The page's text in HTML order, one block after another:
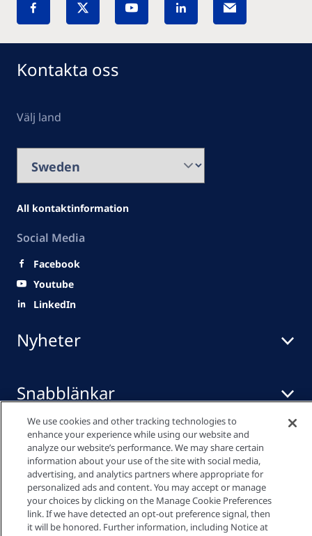
Nyheter
Snabblänkar
Mediacenter
Kontakta oss
Välj land
All kontaktinformation
Social Media
Facebook
Youtube
LinkedIn
Integritetspolicy
We use cookies and other tracking technologies to
enhance your experience while using our website and
analyze our website’s performance. We may share certain
information about your use of the site with social media,
advertising, and analytics partners where appropriate for
personalized ads and content. You may accept or manage
your choices by clicking on the Manage Cookie Preferences
link. If we have detected an opt-out preference signal, then
it will be honored. Further information, including Notice at